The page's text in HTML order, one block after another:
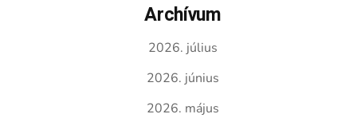
Archívum
2026. július
2026. június
2026. május